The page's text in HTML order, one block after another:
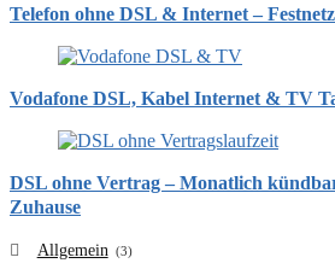
Telefon ohne DSL & Internet –
Vodafone DSL, Kabel Internet & TV
DSL ohne Vertrag – Monatlich
Zuhause
Allgemein (3)